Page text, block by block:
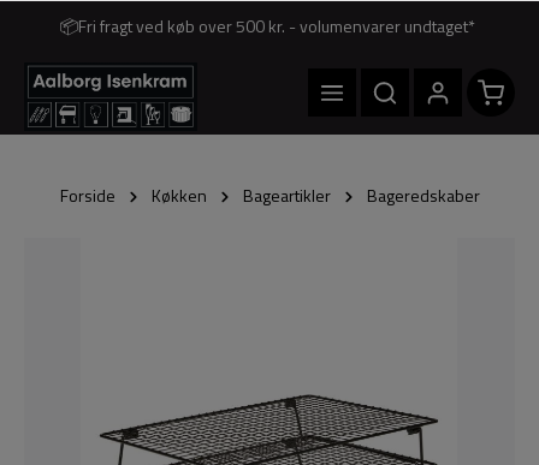
📦Fri fragt ved køb over 500 kr. - volumenvarer undtaget*
Forside Køkken Bageartikler Bageredskaber